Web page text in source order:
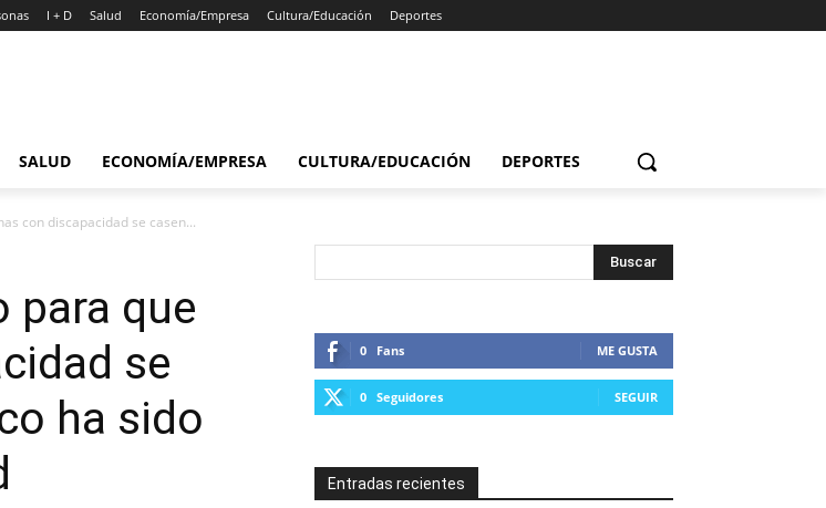
I + D Salud Economía/Empresa Cultura/Educación Deportes
SALUD ECONOMÍA/EMPRESA CULTURA/EDUCACIÓN DEPORTES
con discapacidad se casen...
para que
se
ha sido
0 Fans ME GUSTA
0 Seguidores SEGUIR
Entradas recientes